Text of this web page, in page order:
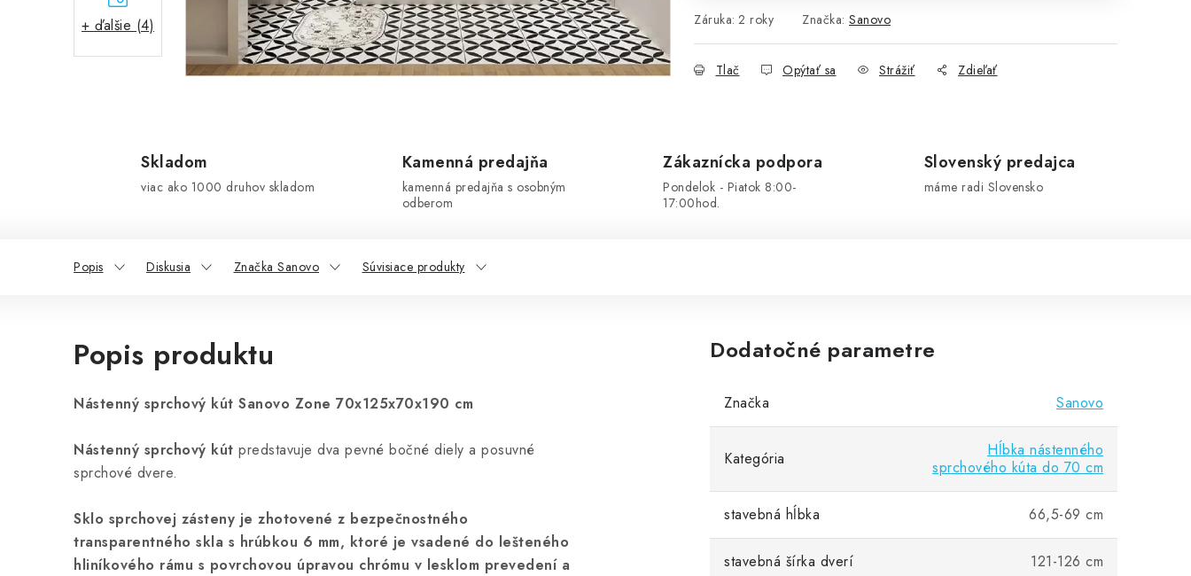
+ ďalšie (4) Záruka: 2 roky Značka: Sanovo
Tlač Opýtať sa Strážiť Zdieľať
Skladom
viac ako 1000 druhov skladom
Kamenná predajňa
kamenná predajňa s osobným
odberom
Zákaznícka podpora
Pondelok - Piatok 8:00-
17:00hod.
Slovenský predajca
máme radi Slovensko
Popis Diskusia Značka Sanovo Súvisiace produkty
Popis produktu
Nástenný sprchový kút Sanovo Zone 70x125x70x190 cm
Nástenný sprchový kút predstavuje dva pevné bočné diely a posuvné
sprchové dvere.
Sklo sprchovej zásteny je zhotovené z bezpečnostného
transparentného skla s hrúbkou 6 mm, ktoré je vsadené do lešteného
hliníkového rámu s povrchovou úpravou chrómu v lesklom prevedení a
Dodatočné parametre
Značka Sanovo
Kategória
Hĺbka nástenného
sprchového kúta do 70 cm
stavebná hĺbka 66,5-69 cm
stavebná šírka dverí 121-126 cm